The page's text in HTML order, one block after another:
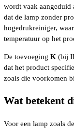
wordt vaak aangeduid
dat de lamp zonder
hogedrukreiniger,
temperatuur op het
De toevoeging K (bij
dat het product
zoals die voorkomen
Wat betekent
Voor een lamp zoals